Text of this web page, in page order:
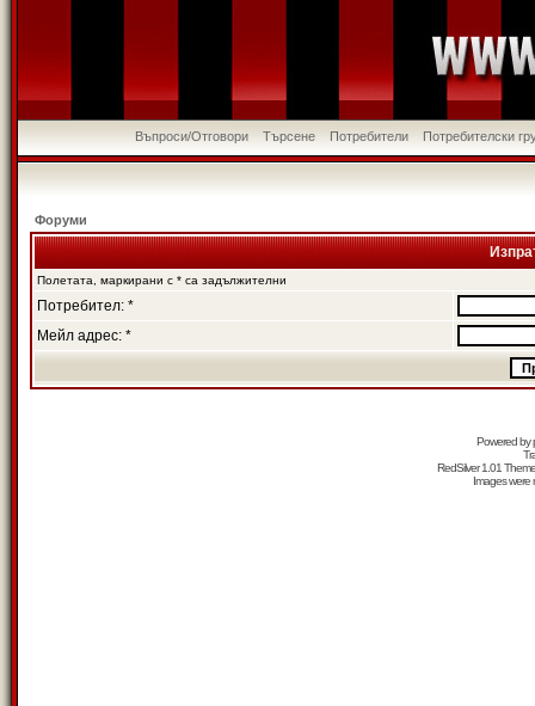
Въпроси/Отговори Търсене Потребители Потребителски
Форуми
Полетата, маркирани с * са задължителни
Потребител: *
Мейл адрес: *
Powered by
RedSilver 1.01
Images were